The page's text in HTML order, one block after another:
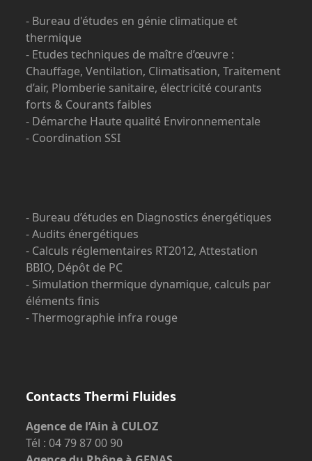
- Bureau d'études en génie climatique et
thermique
- Etudes techniques de maître d’œuvre :
Chauffage, Ventilation, Climatisation, Traitement
d’air, Plomberie sanitaire, électricité courants
forts & Courants faibles
- Démarche Haute qualité Environnementale
- Coordination SSI
- Bureau d’études en Diagnostics énergétiques
- Audits énergétiques
- Calculs réglementaires RT2012, Attestation
BBIO, Dépôt de PC
- Simulation thermique dynamique, calculs par
éléments finis
- Thermographie infra rouge
Contacts Thermi Fluides
Agence de l’Ain à CULOZ
Tél : 04 79 87 00 90